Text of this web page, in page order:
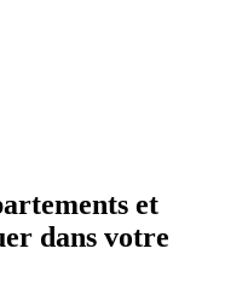
et
dans votre